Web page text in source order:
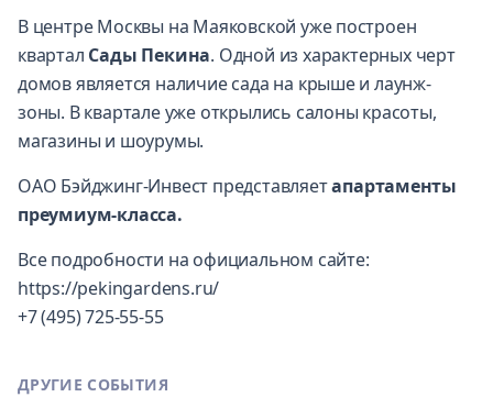
В центре Москвы на Маяковской уже построен
квартал Сады Пекина. Одной из характерных черт
домов является наличие сада на крыше и лаунж-
зоны. В квартале уже открылись салоны красоты,
магазины и шоурумы.
ОАО Бэйджинг-Инвест представляетапартаменты
преумиум-класса.
Все подробности на официальном сайте:
https://pekingardens.ru/
+7 (495) 725-55-55
ДРУГИЕ СОБЫТИЯ